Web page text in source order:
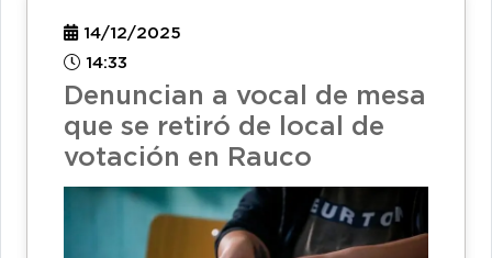
14/12/2025
14:33
Denuncian a vocal de mesa
que se retiró de local de
votación en Rauco